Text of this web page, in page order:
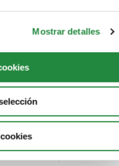
Mostrar detalles
tus datos a terceros.
o por obligación legal. Cuando
de acceso, rectificación,
momento y (iii) derecho a presentar
derechos: SEAS, Estudios